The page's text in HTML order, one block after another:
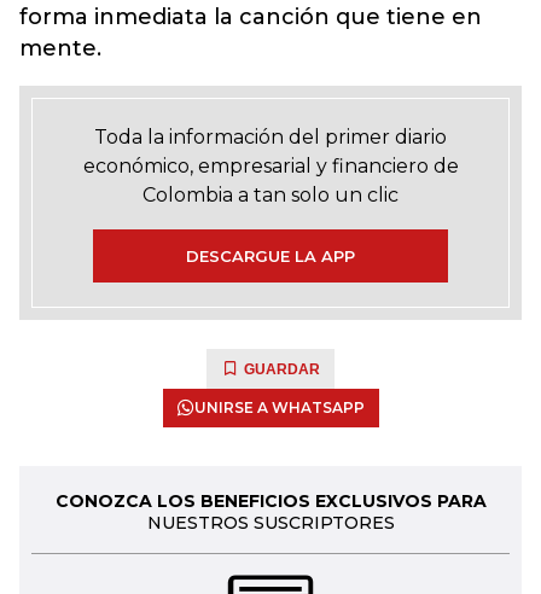
forma inmediata la canción que tiene en
mente.
Toda la información del primer diario
económico, empresarial y financiero de
Colombia a tan solo un clic
DESCARGUE LA APP
GUARDAR
UNIRSE A WHATSAPP
CONOZCA LOS BENEFICIOS EXCLUSIVOS PARA
NUESTROS SUSCRIPTORES